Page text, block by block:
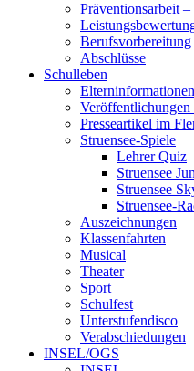
Präventionsarbeit
Berufsvorbereitung
Abschlüsse
Schulleben
Veröffentlichungen
Presseartikel im
Struensee-Spiele
Lehrer Quiz
Struensee
Struensee
Struensee-
Auszeichnungen
Klassenfahrten
Musical
Theater
Sport
Schulfest
Unterstufendisco
Verabschiedungen
INSEL/OGS